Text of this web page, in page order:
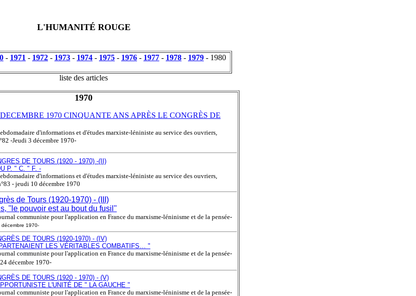
L'HUMANITÉ ROUGE
- 1971 - 1972 - 1973 - 1974 - 1975 - 1976 - 1977 - 1978 - 1979 - 1980
liste des articles
1970
1970 CINQUANTE ANS APRÈS LE CONGRÈS DE
d'informations et d'études marxiste-léniniste au service des ouvriers,
-Jeudi 3 décembre 1970-
DE TOURS (1920 - 1970) -(II)
P. " C. " F. -
d'informations et d'études marxiste-léniniste au service des ouvriers,
- jeudi 10 décembre 1970
de Tours (1920-1970) - (III)
''le pouvoir est au bout du fusil''
communiste pour l'application en France du marxisme-léninisme et de la pensée-
décembre 1970-
DE TOURS (1920-1970) - (IV)
LES VÉRITABLES COMBATIFS… "
communiste pour l'application en France du marxisme-léninisme et de la pensée-
décembre 1970-
DE TOURS (1920 - 1970) - (V)
L'UNITÉ DE " LA GAUCHE "
communiste pour l'application en France du marxisme-léninisme et de la pensée-